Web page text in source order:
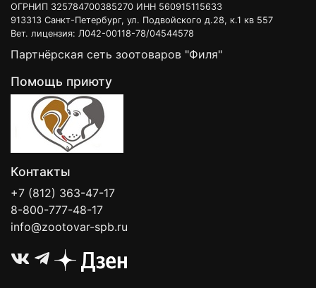
ОГРНИП 325784700385270 ИНН 560915115633
913313 Санкт-Петербург, ул. Подвойского д.28, к.1 кв 557
Вет. лицензия: Л042-00118-78/04544578
Партнёрская сеть зоотоваров "Филя"
Помощь приюту
Контакты
+7 (812) 363-47-17
8-800-777-48-17
info@zootovar-spb.ru